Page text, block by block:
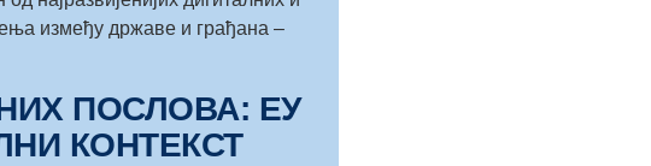
између државе и грађана –
ПОСЛОВА: ЕУ
КОНТЕКСТ